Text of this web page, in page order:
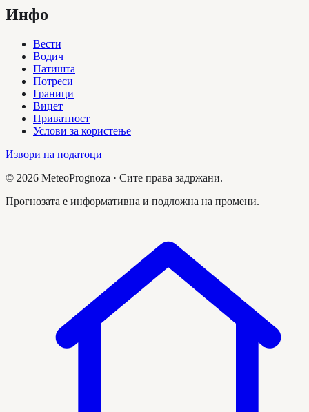
Инфо
Вести
Водич
Патишта
Потреси
Граници
Виџет
Приватност
Услови за користење
Извори на податоци
© 2026 MeteoPrognoza · Сите права задржани.
Прогнозата е информативна и подложна на промени.